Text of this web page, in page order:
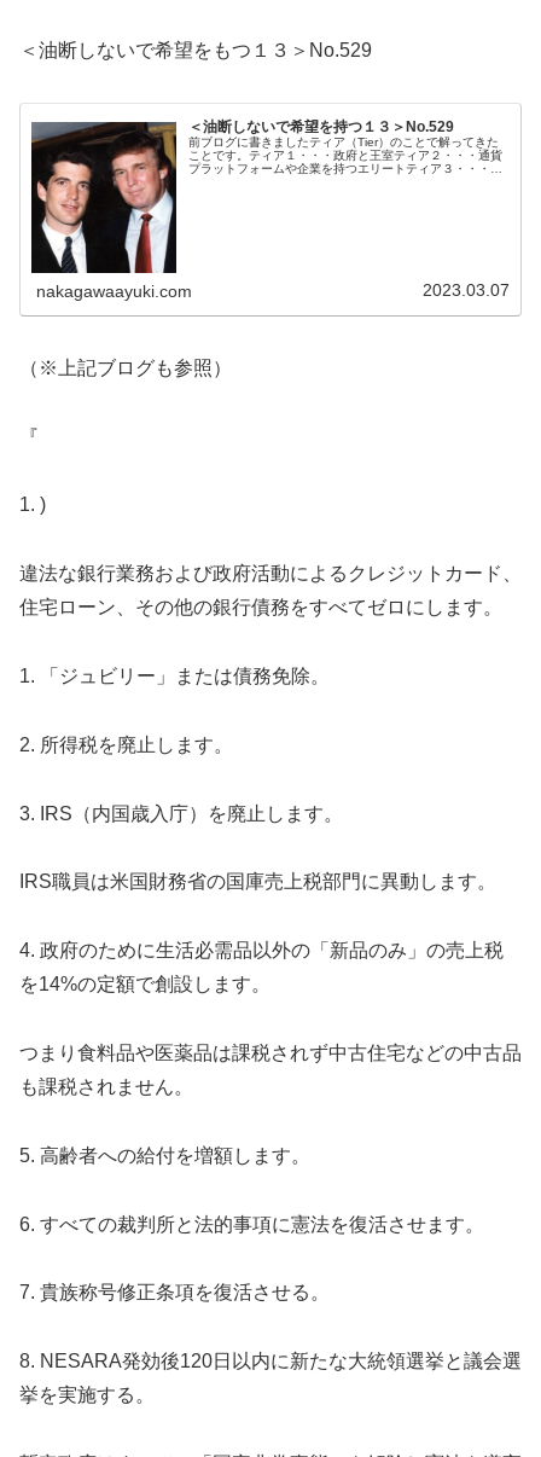
＜油断しないで希望をもつ１３＞No.529
＜油断しないで希望を持つ１３＞No.529
前ブログに書きましたティア（Tier）のことで解ってきた
ことです。ティア１・・・政府と王室ティア２・・・通貨
プラットフォームや企業を持つエリートティア３・・・大
nakagawaayuki.com 2023.03.07
（※上記ブログも参照）
『
1. )
違法な銀行業務および政府活動によるクレジットカード、
住宅ローン、その他の銀行債務をすべてゼロにします。
1. 「ジュビリー」または債務免除。
2. 所得税を廃止します。
3. IRS（内国歳入庁）を廃止します。
IRS職員は米国財務省の国庫売上税部門に異動します。
4. 政府のために生活必需品以外の「新品のみ」の売上税
を14%の定額で創設します。
つまり食料品や医薬品は課税されず中古住宅などの中古品
も課税されません。
5. 高齢者への給付を増額します。
6. すべての裁判所と法的事項に憲法を復活させます。
7. 貴族称号修正条項を復活させる。
8. NESARA発効後120日以内に新たな大統領選挙と議会選
挙を実施する。